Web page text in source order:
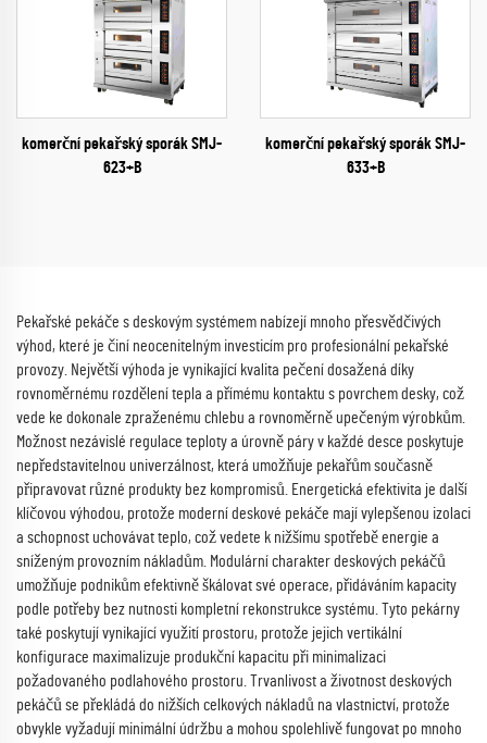
komerční pekařský sporák SMJ-
623+B
komerční pekařský sporák SMJ-
633+B
Pekařské pekáče s deskovým systémem nabízejí mnoho přesvědčivých
výhod, které je činí neocenitelným investicím pro profesionální pekařské
provozy. Největší výhoda je vynikající kvalita pečení dosažená díky
rovnoměrnému rozdělení tepla a přímému kontaktu s povrchem desky, což
vede ke dokonale zpraženému chlebu a rovnoměrně upečeným výrobkům.
Možnost nezávislé regulace teploty a úrovně páry v každé desce poskytuje
nepředstavitelnou univerzálnost, která umožňuje pekařům současně
připravovat různé produkty bez kompromisů. Energetická efektivita je další
klíčovou výhodou, protože moderní deskové pekáče mají vylepšenou izolaci
a schopnost uchovávat teplo, což vedete k nižšímu spotřebě energie a
sníženým provozním nákladům. Modulární charakter deskových pekáčů
umožňuje podnikům efektivně škálovat své operace, přidáváním kapacity
podle potřeby bez nutnosti kompletní rekonstrukce systému. Tyto pekárny
také poskytují vynikající využití prostoru, protože jejich vertikální
konfigurace maximalizuje produkční kapacitu při minimalizaci
požadovaného podlahového prostoru. Trvanlivost a životnost deskových
pekáčů se překládá do nižších celkových nákladů na vlastnictví, protože
obvykle vyžadují minimální údržbu a mohou spolehlivě fungovat po mnoho